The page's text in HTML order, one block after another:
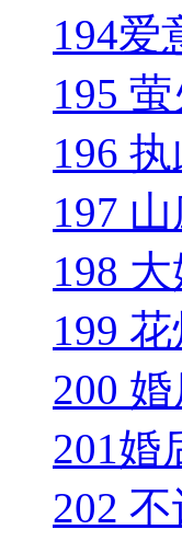
194爱
195 萤
196
197
198
199
200 婚
201婚
202